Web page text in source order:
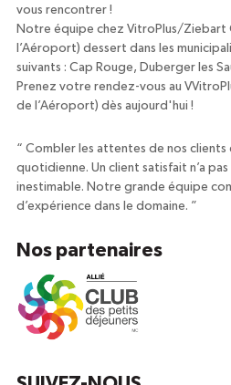
vous rencontrer !
Notre équipe chez VitroPlus/Ziebart
l’Aéroport) dessert dans les
suivants : Cap Rouge, Duberger les
Prenez votre rendez-vous au
de l’Aéroport) dès aujourd'hui !
“ Combler les attentes de nos clients
quotidienne. Un client satisfait n’a
inestimable. Notre grande équipe
d’expérience dans le domaine. ”
Nos partenaires